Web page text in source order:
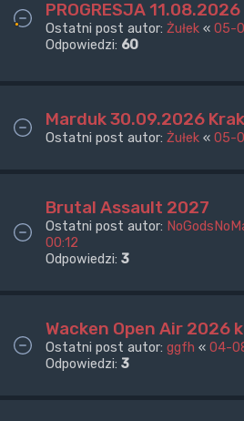
PROGRESJA 11.08.2026
Ostatni post autor: Żułek « 05-
Odpowiedzi: 60
Marduk 30.09.2026
Ostatni post autor: Żułek « 05-
Brutal Assault 2027
Ostatni post autor:
00:12
Odpowiedzi: 3
Wacken Open Air 2026
Ostatni post autor: ggfh « 04-
Odpowiedzi: 3